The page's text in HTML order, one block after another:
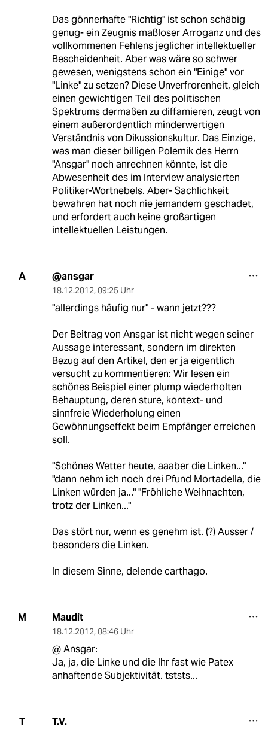
Das gönnerhafte "Richtig" ist schon schäbig
genug- ein Zeugnis maßloser Arroganz und des
vollkommenen Fehlens jeglicher intellektueller
Bescheidenheit. Aber was wäre so schwer
gewesen, wenigstens schon ein "Einige" vor
"Linke" zu setzen? Diese Unverfrorenheit, gleich
einen gewichtigen Teil des politischen
Spektrums dermaßen zu diffamieren, zeugt von
einem außerordentlich minderwertigen
Verständnis von Dikussionskultur. Das Einzige,
was man dieser billigen Polemik des Herrn
"Ansgar" noch anrechnen könnte, ist die
Abwesenheit des im Interview analysierten
Politiker-Wortnebels. Aber- Sachlichkeit
bewahren hat noch nie jemandem geschadet,
und erfordert auch keine großartigen
intellektuellen Leistungen.
A @ansgar
18.12.2012, 09:25 Uhr
"allerdings häufig nur" - wann jetzt???
Der Beitrag von Ansgar ist nicht wegen seiner
Aussage interessant, sondern im direkten
Bezug auf den Artikel, den er ja eigentlich
versucht zu kommentieren: Wir lesen ein
schönes Beispiel einer plump wiederholten
Behauptung, deren sture, kontext- und
sinnfreie Wiederholung einen
Gewöhnungseffekt beim Empfänger erreichen
soll.
"Schönes Wetter heute, aaaber die Linken..."
"dann nehm ich noch drei Pfund Mortadella, die
Linken würden ja..." "Fröhliche Weihnachten,
trotz der Linken..."
Das stört nur, wenn es genehm ist. (?) Ausser /
besonders die Linken.
In diesem Sinne, delende carthago.
M Maudit
18.12.2012, 08:46 Uhr
@ Ansgar:
Ja, ja, die Linke und die Ihr fast wie Patex
anhaftende Subjektivität. tststs...
T T.V.